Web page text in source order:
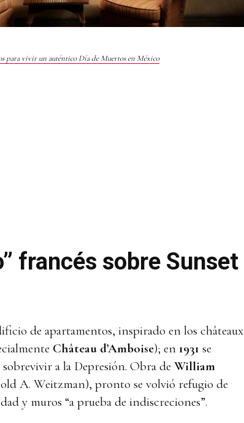
para vivir un auténtico Día de Muertos en México
francés sobre Sunset
de apartamentos, inspirado en los châteaux
Château d’Amboise); en 1931 se
a la Depresión. Obra de William
A. Weitzman), pronto se volvió refugio de
y muros “a prueba de indiscreciones”.